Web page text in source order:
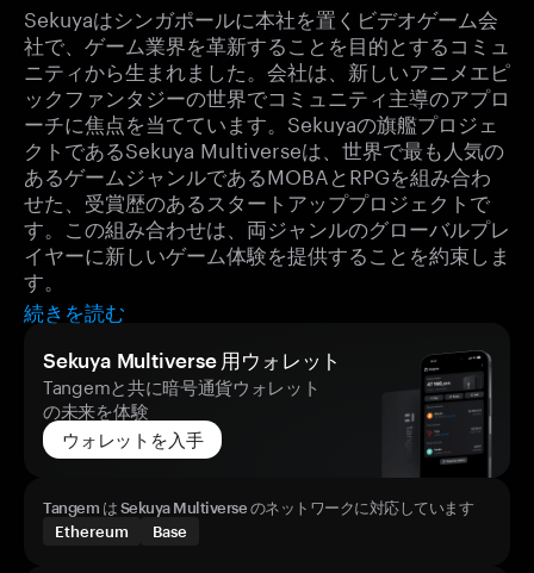
Sekuyaはシンガポールに本社を置くビデオゲーム会
社で、ゲーム業界を革新することを目的とするコミュ
ニティから生まれました。会社は、新しいアニメエピ
ックファンタジーの世界でコミュニティ主導のアプロ
ーチに焦点を当てています。Sekuyaの旗艦プロジェ
クトであるSekuya Multiverseは、世界で最も人気の
あるゲームジャンルであるMOBAとRPGを組み合わ
せた、受賞歴のあるスタートアッププロジェクトで
す。この組み合わせは、両ジャンルのグローバルプレ
イヤーに新しいゲーム体験を提供することを約束しま
す。
続きを読む
Sekuya Multiverse 用ウォレット
Tangemと共に暗号通貨ウォレット
の未来を体験
ウォレットを入手
Tangem は Sekuya Multiverse のネットワークに対応しています
Ethereum
Base